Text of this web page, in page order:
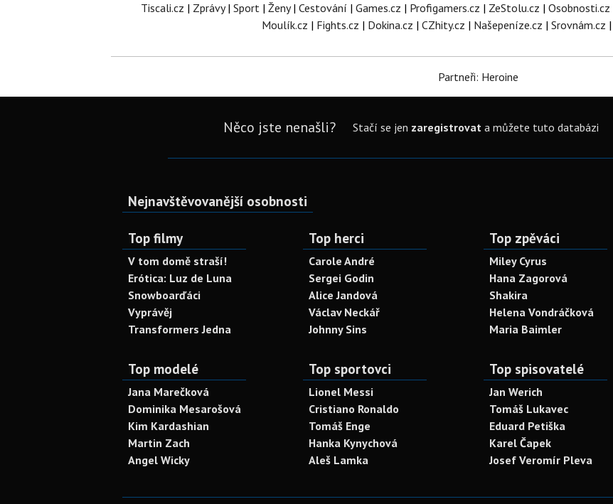
Tiscali.cz | Zprávy| Sport| Ženy| Cestování | Games.cz | Profigamers.cz | ZeStolu.cz | Osobnosti.cz
Moulík.cz | Fights.cz | Dokina.cz | CZhity.cz | Našepeníze.cz | Srovnám.cz |
Partneři: Heroine
Něco jste nenašli? Stačí se jen zaregistrovata můžete tuto databázi
Nejnavštěvovanější osobnosti
Top filmy
V tom domě straší!
Erótica: Luz de Luna
Snowboarďáci
Vyprávěj
Transformers Jedna
Top herci
Carole André
Sergei Godin
Alice Jandová
Václav Neckář
Johnny Sins
Top zpěváci
Miley Cyrus
Hana Zagorová
Shakira
Helena Vondráčková
Maria Baimler
Top modelé
Jana Marečková
Dominika Mesarošová
Kim Kardashian
Martin Zach
Angel Wicky
Top sportovci
Lionel Messi
Cristiano Ronaldo
Tomáš Enge
Hanka Kynychová
Aleš Lamka
Top spisovatelé
Jan Werich
Tomáš Lukavec
Eduard Petiška
Karel Čapek
Josef Veromír Pleva